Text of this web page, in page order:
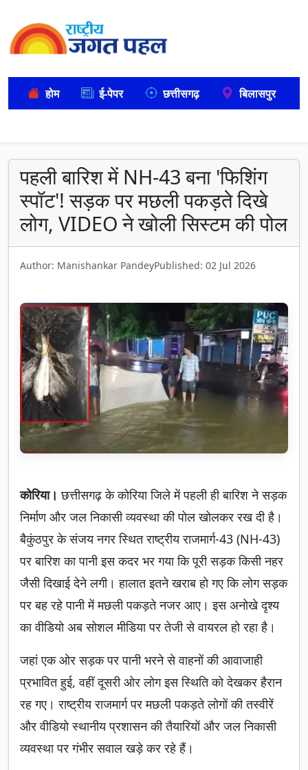
होम ई-पेपर छत्तीसगढ़ बिलासपुर
पहली बारिश में NH-43 बना 'फिशिंग
स्पॉट'! सड़क पर मछली पकड़ते दिखे
लोग, VIDEO ने खोली सिस्टम की पोल
Author: Manishankar PandeyPublished: 02 Jul 2026
कोरिया।छत्तीसगढ़ के कोरिया जिले में पहली ही बारिश ने सड़क
निर्माण और जल निकासी व्यवस्था की पोल खोलकर रख दी है।
बैकुंठपुर के संजय नगर स्थित राष्ट्रीय राजमार्ग-43 (NH-43)
पर बारिश का पानी इस कदर भर गया कि पूरी सड़क किसी नहर
जैसी दिखाई देने लगी। हालात इतने खराब हो गए कि लोग सड़क
पर बह रहे पानी में मछली पकड़ते नजर आए। इस अनोखे दृश्य
का वीडियो अब सोशल मीडिया पर तेजी से वायरल हो रहा है।
जहां एक ओर सड़क पर पानी भरने से वाहनों की आवाजाही
प्रभावित हुई, वहीं दूसरी ओर लोग इस स्थिति को देखकर हैरान
रह गए। राष्ट्रीय राजमार्ग पर मछली पकड़ते लोगों की तस्वीरें
और वीडियो स्थानीय प्रशासन की तैयारियों और जल निकासी
व्यवस्था पर गंभीर सवाल खड़े कर रहे हैं।